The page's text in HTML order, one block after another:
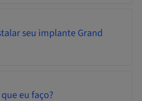
seu implante Grand
eu faço?